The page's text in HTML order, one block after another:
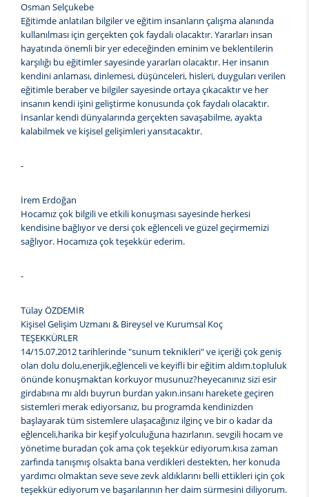
Osman Selçukebe
Eğitimde anlatılan bilgiler ve eğitim insanların çalışma alanında
kullanılması için gerçekten çok faydalı olacaktır. Yararları insan
hayatında önemli bir yer edeceğinden eminim ve beklentilerin
karşılığı bu eğitimler sayesinde yararları olacaktır. Her insanın
kendini anlaması, dinlemesi, düşünceleri, hisleri, duyguları verilen
eğitimle beraber ve bilgiler sayesinde ortaya çıkacaktır ve her
insanın kendi işini geliştirme konusunda çok faydalı olacaktır.
İnsanlar kendi dünyalarında gerçekten savaşabilme, ayakta
kalabilmek ve kişisel gelişimleri yansıtacaktır.
-
İrem Erdoğan
Hocamız çok bilgili ve etkili konuşması sayesinde herkesi
kendisine bağlıyor ve dersi çok eğlenceli ve güzel geçirmemizi
sağlıyor. Hocamıza çok teşekkür ederim.
-
Tülay ÖZDEMİR
Kişisel Gelişim Uzmanı & Bireysel ve Kurumsal Koç
TEŞEKKÜRLER
14/15.07.2012 tarihlerinde "sunum teknikleri" ve içeriği çok geniş
olan dolu dolu,enerjik,eğlenceli ve keyifli bir eğitim aldım.topluluk
önünde konuşmaktan korkuyor musunuz?heyecanınız sizi esir
girdabına mı aldı buyrun burdan yakın.insanı harekete geçiren
sistemleri merak ediyorsanız, bu programda kendinizden
başlayarak tüm sistemlere ulaşacağınız ilginç ve bir o kadar da
eğlenceli,harika bir keşif yolculuğuna hazırlanın. sevgili hocam ve
yönetime buradan çok ama çok teşekkür ediyorum.kısa zaman
zarfında tanışmış olsakta bana verdikleri destekten, her konuda
yardımcı olmaktan seve seve zevk aldıklarını belli ettikleri için çok
teşekkür ediyorum ve başarılarının her daim sürmesini diliyorum.